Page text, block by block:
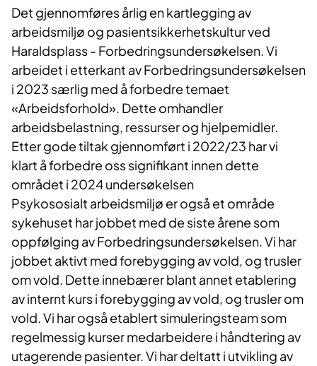
Det gjennomføres årlig en kartlegging av
arbeidsmiljø og pasientsikkerhetskultur ved
Haraldsplass - Forbedringsundersøkelsen. Vi
arbeidet i etterkant av Forbedringsundersøkelsen
i 2023 særlig med å forbedre temaet
«Arbeidsforhold». Dette omhandler
arbeidsbelastning, ressurser og hjelpemidler.
Etter gode tiltak gjennomført i 2022/23 har vi
klart å forbedre oss signifikant innen dette
området i 2024 undersøkelsen
Psykososialt arbeidsmiljø er også et område
sykehuset har jobbet med de siste årene som
oppfølging av Forbedringsundersøkelsen. Vi har
jobbet aktivt med forebygging av vold, og trusler
om vold. Dette innebærer blant annet etablering
av internt kurs i forebygging av vold, og trusler om
vold. Vi har også etablert simuleringsteam som
regelmessig kurser medarbeidere i håndtering av
utagerende pasienter. Vi har deltatt i utvikling av